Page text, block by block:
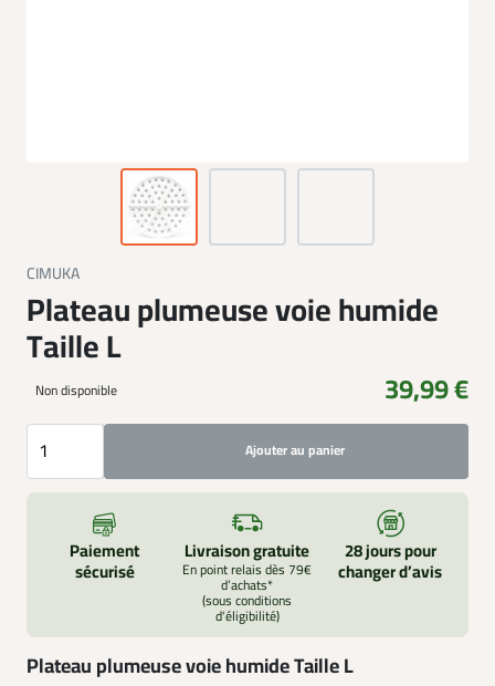
CIMUKA
Plateau plumeuse voie humide
Taille L
Non disponible 39,99 €
Ajouter au panier
Paiement
sécurisé
Livraison gratuite
En point relais dès 79€
d’achats*
(sous conditions
d'éligibilité)
28 jours pour
changer d’avis
Plateau plumeuse voie humide Taille L